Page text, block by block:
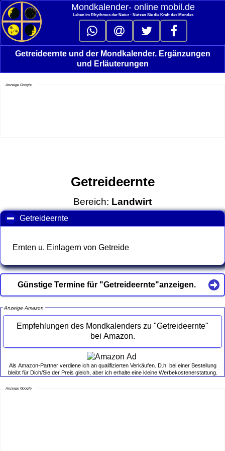
Mondkalender‑ online mobil.de
Leben im Rhythmus der Natur - Nutzen Sie die Kraft des Mondes
Getreideernte und der Mondkalender. Ergänzungen
und Erläuterungen
Anzeige Google
Getreideernte
Bereich: Landwirt
Getreideernte
Ernten u. Einlagern von Getreide
Günstige Termine für "Getreideernte"anzeigen.
Anzeige Amazon
Empfehlungen des Mondkalenders zu "Getreideernte"
bei Amazon.
Als Amazon-Partner verdiene ich an qualifizierten Verkäufen. D.h. bei einer Bestellung
bleibt für Dich/Sie der Preis gleich, aber ich erhalte eine kleine Werbekostenerstattung.
Anzeige Google